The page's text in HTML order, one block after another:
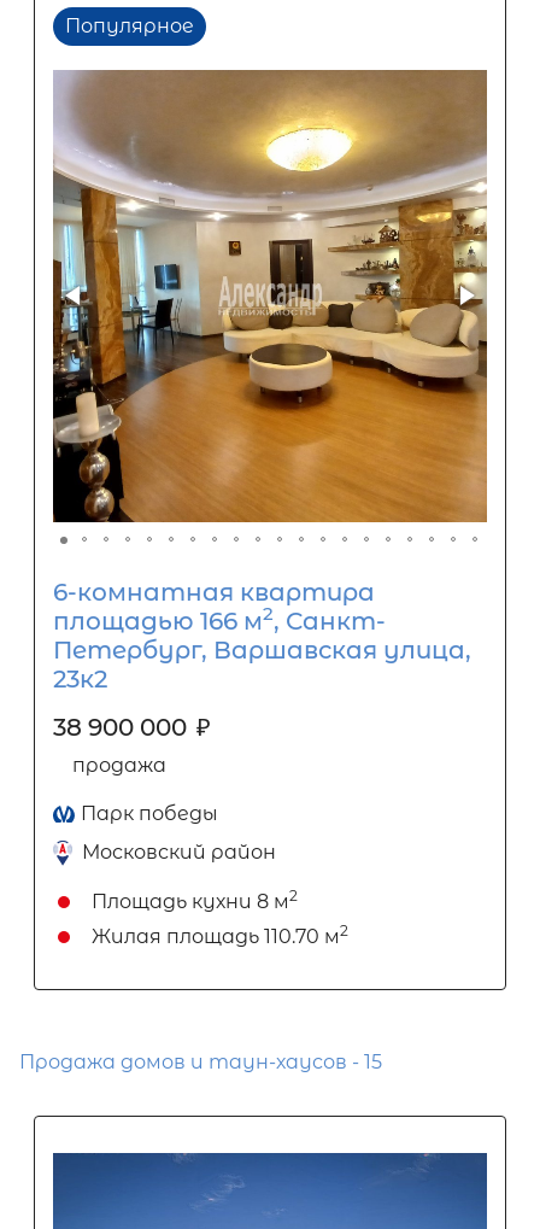
Популярное
6-комнатная квартира
площадью 166 м2, Санкт-
Петербург, Варшавская улица,
23к2
38 900 000 ₽
продажа
Парк победы
Московский район
Площадь кухни 8 м2
Жилая площадь 110.70 м2
Продажа домов и таун-хаусов - 15